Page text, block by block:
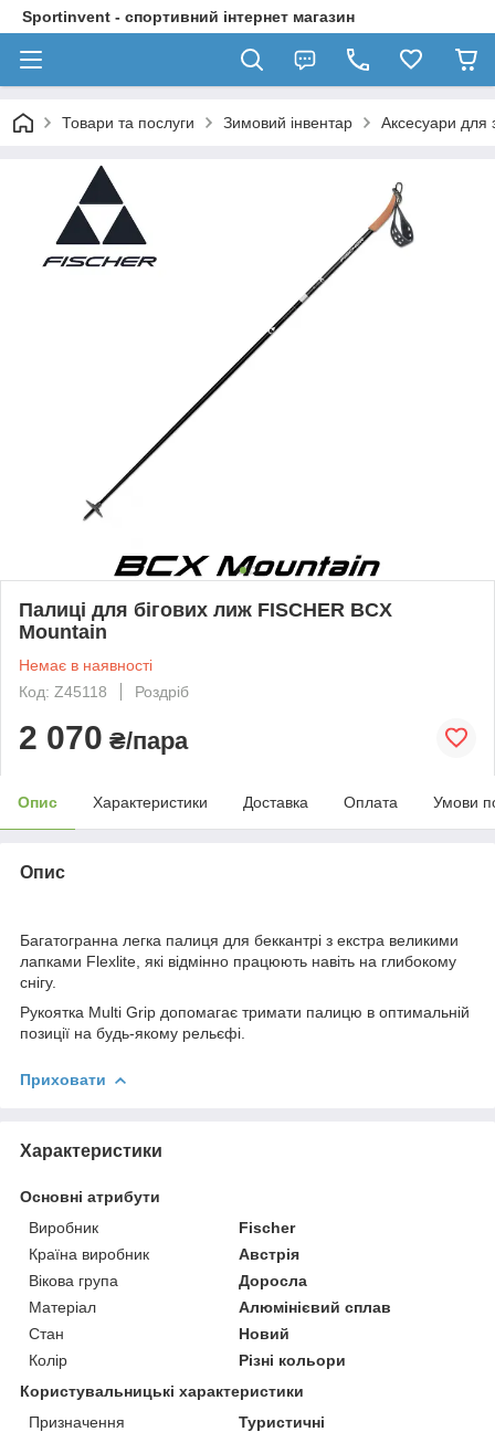
Sportinvent - спортивний інтернет магазин
Товари та послуги Зимовий інвентар Аксесуари для
Палиці для бігових лиж FISCHER BCX
Mountain
Немає в наявності
Код: Z45118
Роздріб
2 070 ₴/пара
Опис Характеристики Доставка Оплата Умови
Опис
Багатогранна легка палиця для беккантрі з екстра великими
лапками Flexlite, які відмінно працюють навіть на глибокому
снігу.
Рукоятка Multi Grip допомагає тримати палицю в оптимальній
позиції на будь-якому рельєфі.
Приховати
Характеристики
Основні атрибути
Виробник
Fischer
Країна виробник
Австрія
Вікова група
Доросла
Матеріал
Алюмінієвий сплав
Стан
Новий
Колір
Різні кольори
Користувальницькі характеристики
Призначення
Туристичні